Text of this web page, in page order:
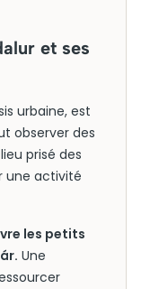
et ses
urbaine, est
observer des
prisé des
une activité
les petits
Une